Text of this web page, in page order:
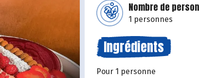
Nombre de
1 personnes
Ingrédients
Pour 1 personne